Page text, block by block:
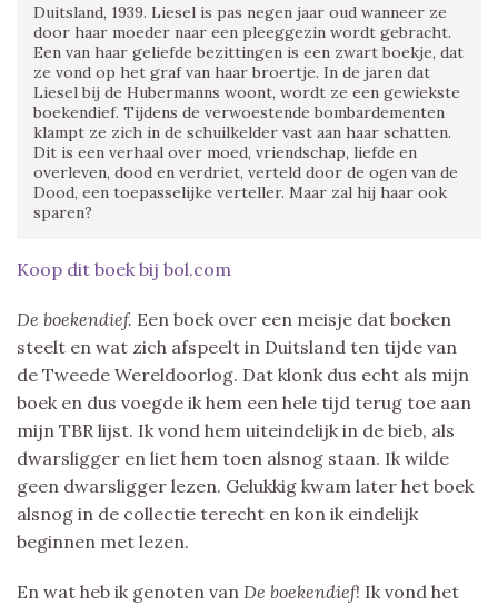
Duitsland, 1939. Liesel is pas negen jaar oud wanneer ze
door haar moeder naar een pleeggezin wordt gebracht.
Een van haar geliefde bezittingen is een zwart boekje, dat
ze vond op het graf van haar broertje. In de jaren dat
Liesel bij de Hubermanns woont, wordt ze een gewiekste
boekendief. Tijdens de verwoestende bombardementen
klampt ze zich in de schuilkelder vast aan haar schatten.
Dit is een verhaal over moed, vriendschap, liefde en
overleven, dood en verdriet, verteld door de ogen van de
Dood, een toepasselijke verteller. Maar zal hij haar ook
sparen?
Koop dit boek bij bol.com
De boekendief. Een boek over een meisje dat boeken
steelt en wat zich afspeelt in Duitsland ten tijde van
de Tweede Wereldoorlog. Dat klonk dus echt als mijn
boek en dus voegde ik hem een hele tijd terug toe aan
mijn TBR lijst. Ik vond hem uiteindelijk in de bieb, als
dwarsligger en liet hem toen alsnog staan. Ik wilde
geen dwarsligger lezen. Gelukkig kwam later het boek
alsnog in de collectie terecht en kon ik eindelijk
beginnen met lezen.
En wat heb ik genoten van De boekendief! Ik vond het